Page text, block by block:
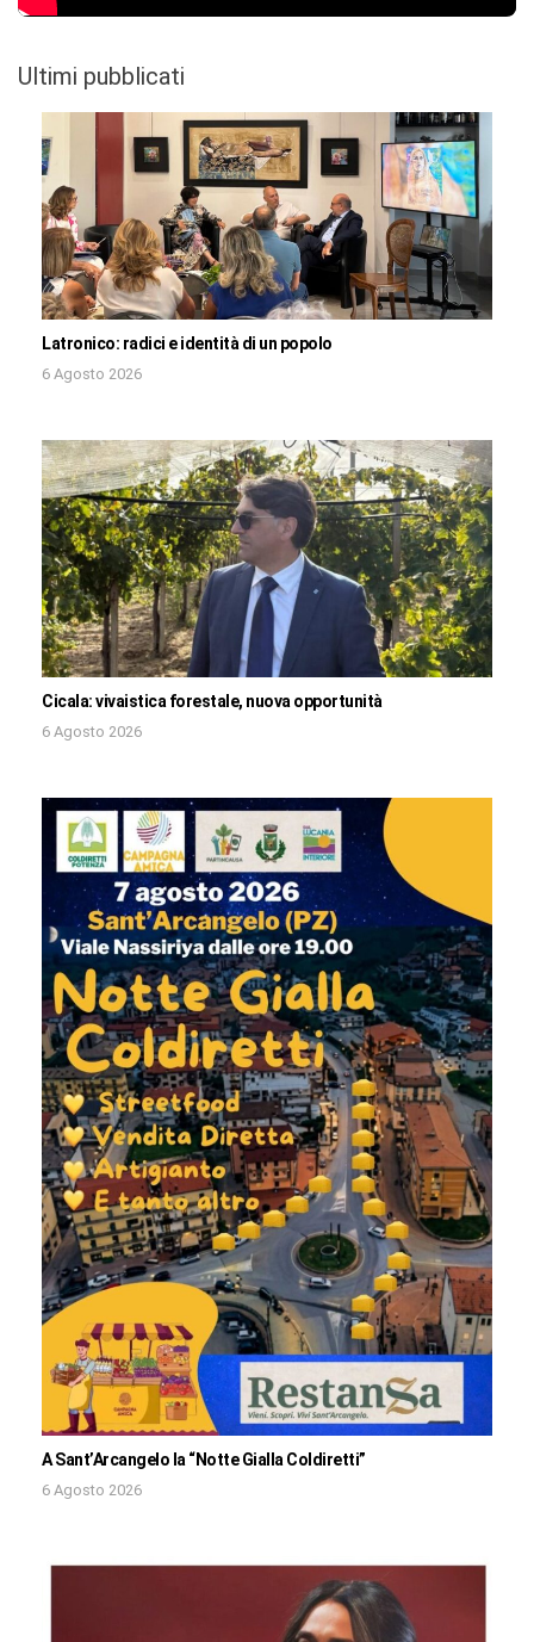
Ultimi pubblicati
Latronico: radici e identità di un popolo
6 Agosto 2026
Cicala: vivaistica forestale, nuova opportunità
6 Agosto 2026
A Sant’Arcangelo la “Notte Gialla Coldiretti”
6 Agosto 2026